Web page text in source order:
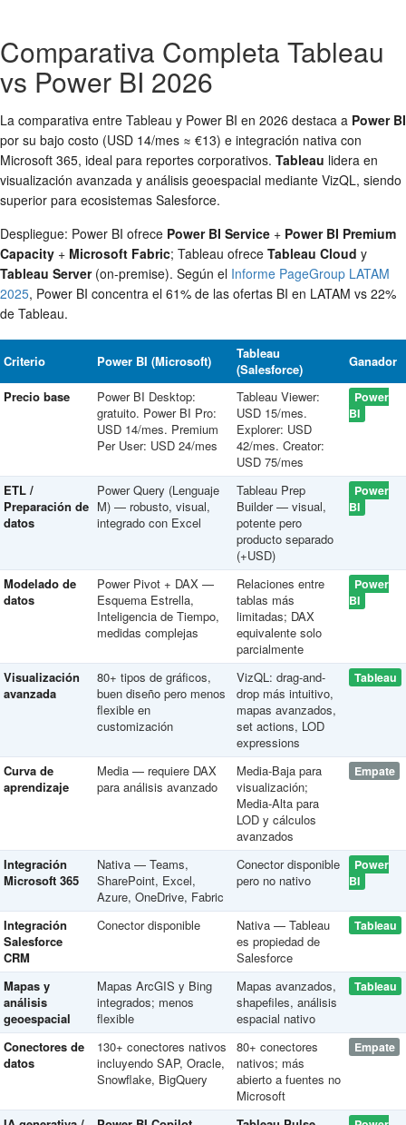
Comparativa Completa Tableau
vs Power BI 2026
La comparativa entre Tableau y Power BI en 2026 destaca a Power BI
por su bajo costo (USD 14/mes ≈ €13) e integración nativa con
Microsoft 365, ideal para reportes corporativos. Tableau lidera en
visualización avanzada y análisis geoespacial mediante VizQL, siendo
superior para ecosistemas Salesforce.
Despliegue: Power BI ofrece Power BI Service + Power BI Premium
Capacity + Microsoft Fabric; Tableau ofrece Tableau Cloud y
Tableau Server(on-premise). Según el Informe PageGroup LATAM
2025, Power BI concentra el 61% de las ofertas BI en LATAM vs 22%
de Tableau.
Criterio Power BI (Microsoft)
Tableau
(Salesforce)
Ganador
Precio base
Power BI Desktop:
gratuito. Power BI Pro:
USD 14/mes. Premium
Per User: USD 24/mes
Tableau Viewer:
USD 15/mes.
Explorer: USD
42/mes. Creator:
USD 75/mes
Power
BI
ETL /
Preparación de
datos
Power Query (Lenguaje
M) — robusto, visual,
integrado con Excel
Tableau Prep
Builder — visual,
potente pero
producto separado
(+USD)
Power
BI
Modelado de
datos
Power Pivot + DAX —
Esquema Estrella,
Inteligencia de Tiempo,
medidas complejas
Relaciones entre
tablas más
limitadas; DAX
equivalente solo
parcialmente
Power
BI
Visualización
avanzada
80+ tipos de gráficos,
buen diseño pero menos
flexible en
customización
VizQL: drag-and-
drop más intuitivo,
mapas avanzados,
set actions, LOD
expressions
Tableau
Curva de
aprendizaje
Media — requiere DAX
para análisis avanzado
Media-Baja para
visualización;
Media-Alta para
LOD y cálculos
avanzados
Empate
Integración
Microsoft 365
Nativa — Teams,
SharePoint, Excel,
Azure, OneDrive, Fabric
Conector disponible
pero no nativo
Power
BI
Integración
Salesforce
CRM
Conector disponible
Nativa — Tableau
es propiedad de
Salesforce
Tableau
Mapas y
análisis
geoespacial
Mapas ArcGIS y Bing
integrados; menos
flexible
Mapas avanzados,
shapefiles, análisis
espacial nativo
Tableau
Conectores de
datos
130+ conectores nativos
incluyendo SAP, Oracle,
Snowflake, BigQuery
80+ conectores
nativos; más
abierto a fuentes no
Microsoft
Empate